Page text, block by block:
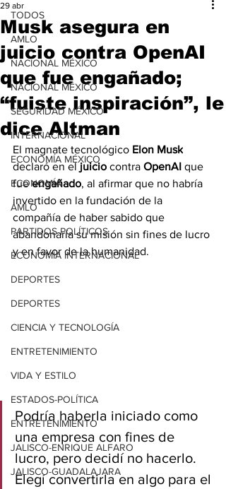
TODOS
AMLO
NACIONAL MÉXICO
NACIONAL MÉXICO
SEGURIDAD MÉXICO
INTERNACIONAL
ECONOMÍA MÉXICO
ECONOMÍA
AMLO
PARTIDOS POLÍTICOS
ECONOMÍA INTERNACIONAL
DEPORTES
DEPORTES
CIENCIA Y TECNOLOGÍA
ENTRETENIMIENTO
VIDA Y ESTILO
ESTADOS-POLÍTICA
ENTRETENIMIENTO
JALISCO-ENRIQUE ALFARO
JALISCO-GUADALAJARA
Musk asegura en
juicio contra OpenAI
que fue engañado;
“fuiste inspiración”, le
dice Altman
29 abr
El magnate tecnológico Elon Musk
declaró en el juicio contra OpenAI que
fue engañado, al afirmar que no habría
invertido en la fundación de la
compañía de haber sabido que
abandonaría su misión sin fines de lucro
y en favor de la humanidad.
Podría haberla iniciado como
una empresa con fines de
lucro, pero decidí no hacerlo.
Elegí convertirla en algo para el